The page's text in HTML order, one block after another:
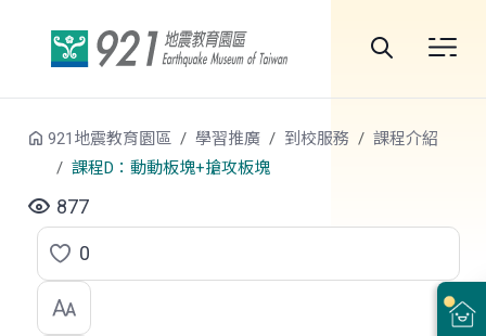
站
921地震教育園區 學習推廣 到校服務
課程介紹
課程D：動動板塊+搶攻板塊
877
點
選
0